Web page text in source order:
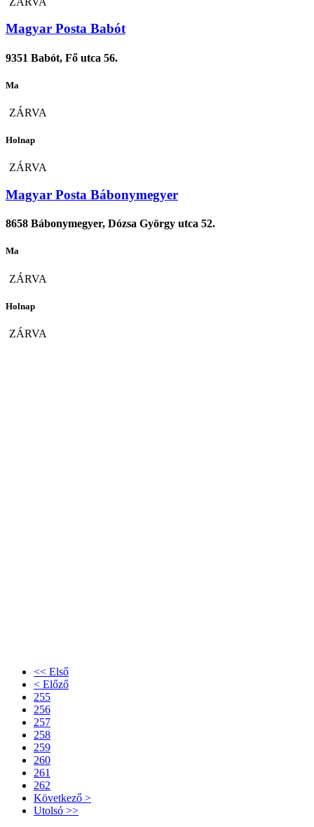
Magyar Posta Babót
9351 Babót, Fő utca 56.
Ma
ZÁRVA
Holnap
ZÁRVA
Magyar Posta Bábonymegyer
8658 Bábonymegyer, Dózsa György utca 52.
Ma
ZÁRVA
Holnap
ZÁRVA
<< Első
< Előző
255
256
257
258
259
260
261
262
Következő >
Utolsó >>